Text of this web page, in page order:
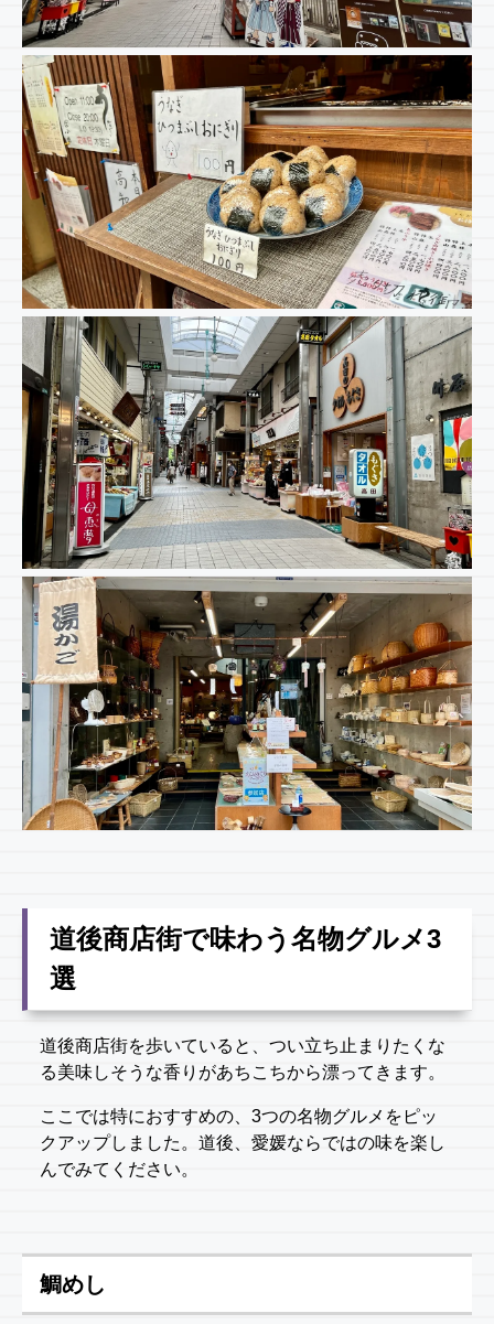
道後商店街で味わう名物グルメ3
選
道後商店街を歩いていると、つい立ち止まりたくな
る美味しそうな香りがあちこちから漂ってきます。
ここでは特におすすめの、3つの名物グルメをピッ
クアップしました。道後、愛媛ならではの味を楽し
んでみてください。
鯛めし